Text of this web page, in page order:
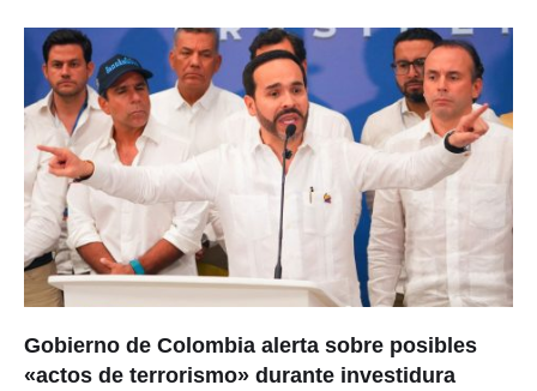
Gobierno de Colombia alerta sobre posibles
«actos de terrorismo» durante investidura